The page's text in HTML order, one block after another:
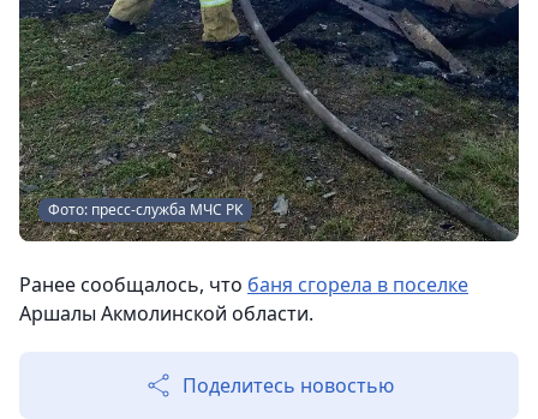
Фото: пресс-служба МЧС РК
Ранее сообщалось, что баня сгорела в поселке
Аршалы Акмолинской области.
Поделитесь новостью